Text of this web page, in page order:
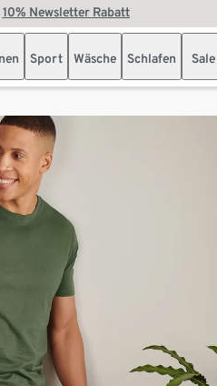
10% Newsletter Rabatt
Sport Wäsche Schlafen Sale